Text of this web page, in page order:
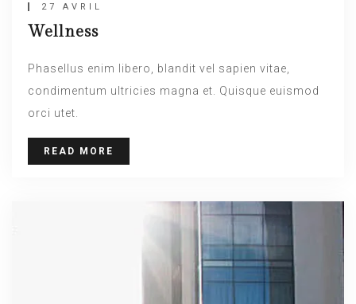
27 AVRIL
Wellness
Phasellus enim libero, blandit vel sapien vitae,
condimentum ultricies magna et. Quisque euismod
orci utet.
READ MORE